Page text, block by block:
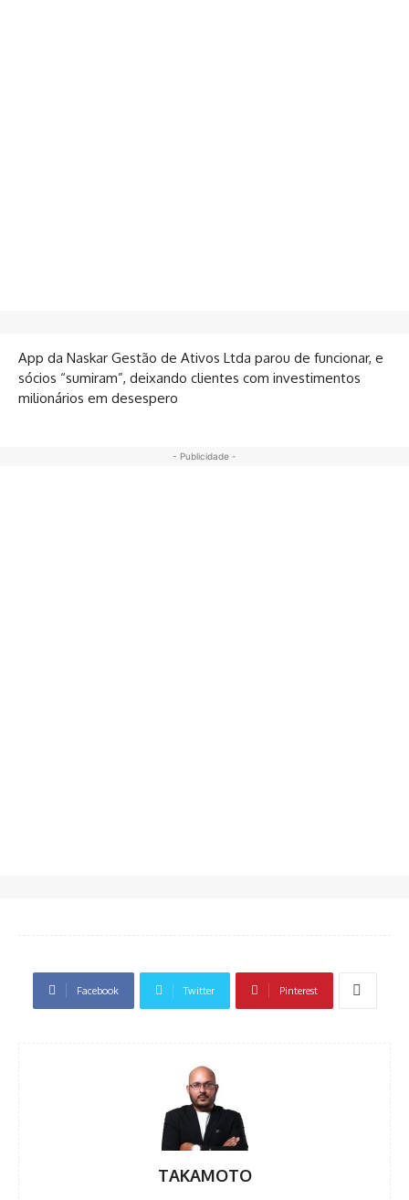
App da Naskar Gestão de Ativos Ltda parou de funcionar, e
sócios “sumiram”, deixando clientes com investimentos
milionários em desespero
- Publicidade -
Facebook Twitter Pinterest
TAKAMOTO